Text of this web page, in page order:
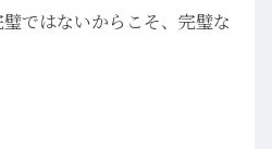
ではないからこそ、完璧な